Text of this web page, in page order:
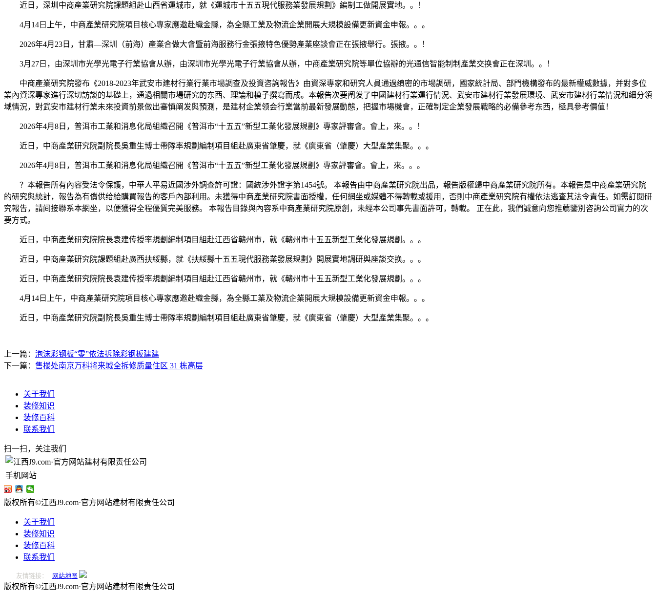
近日，深圳中商產業研究院課題組赴山西省運城市，就《運城市十五五現代服務業發展規劃》編制工做開展實地。。！
4月14日上午，中商產業研究院項目核心專家應邀赴織金縣，為全縣工業及物流企業開展大規模設備更新資金申報。。。
2026年4月23日，甘肅—深圳（前海）產業合做大會暨前海服務行金張掖特色優勢產業座談會正在張掖舉行。張掖。。！
3月27日，由深圳市光學光電子行業協會从辦，由深圳市光學光電子行業協會从辦，中商產業研究院等單位協辦的光通信智能制制產業交换會正在深圳。。！
中商產業研究院發布《2018-2023年武安市建材行業行業市場調查及投資咨詢報告》由資深專家和研究人員通過缜密的市場調研，國家統計局、部門機構發布的最新權威數據，并對多位
業內資深專家進行深切訪談的基礎上，通過相關市場研究的东西、理論和模子撰寫而成。本報告次要阐发了中國建材行業運行情況、武安市建材行業發展環境、武安市建材行業情況和細分領
域情況，對武安市建材行業未來投資前景做出審慎阐发與預測，是建材企業领会行業當前最新發展動態，把握市場機會，正確制定企業發展戰略的必備參考东西，極具參考價值！
2026年4月8日，普洱市工業和消息化局組織召開《普洱市“十五五”新型工業化發展規劃》專家評審會。會上，來。。！
近日，中商產業研究院副院長吳重生博士帶隊率規劃編制項目組赴廣東省肇慶，就《廣東省（肇慶）大型產業集聚。。。
2026年4月8日，普洱市工業和消息化局組織召開《普洱市“十五五”新型工業化發展規劃》專家評審會。會上，來。。。
？本報告所有內容受法令保護，中華人平易近國涉外調查許可證：國統涉外證字第1454號。 本報告由中商產業研究院出品，報告版權歸中商產業研究院所有。本報告是中商產業研究院
的研究與統計，報告為有償供给給購買報告的客戶內部利用。未獲得中商產業研究院書面授權，任何網坐或媒體不得轉載或援用，否則中商產業研究院有權依法逃查其法令責任。如需訂閱研
究報告，請间接聯系本網坐，以便獲得全程優質完美服務。 本報告目錄與內容系中商產業研究院原創，未經本公司事先書面許可，轉載。 正在此，我們誠意向您推薦鑒別咨詢公司實力的次
要方式。
近日，中商產業研究院院長袁建传授率規劃編制項目組赴江西省贛州市，就《贛州市十五五新型工業化發展規劃。。。
近日，中商產業研究院課題組赴廣西扶綏縣，就《扶綏縣十五五現代服務業發展規劃》開展實地調研與座談交换。。。
近日，中商產業研究院院長袁建传授率規劃編制項目組赴江西省贛州市，就《贛州市十五五新型工業化發展規劃。。。
4月14日上午，中商產業研究院項目核心專家應邀赴織金縣，為全縣工業及物流企業開展大規模設備更新資金申報。。。
近日，中商產業研究院副院長吳重生博士帶隊率規劃編制項目組赴廣東省肇慶，就《廣東省（肇慶）大型產業集聚。。。
上一篇： 泡沫彩钢板“零”依法拆除彩钢板建建
下一篇： 售楼处南京万科将来城全拆修质量住区 31 栋高层
关于我们
装修知识
装修百科
联系我们
扫一扫，关注我们
手机网站
版权所有©江西J9.com·官方网站建材有限责任公司
关于我们
装修知识
装修百科
联系我们
友情链接： 网站地图
版权所有©江西J9.com·官方网站建材有限责任公司